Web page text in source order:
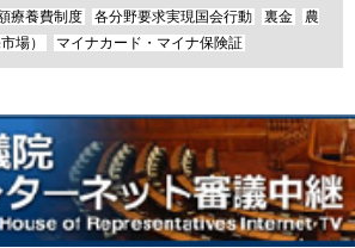
療養費制度 各分野要求実現国会行動 裏金
農
場）
マイナカード・マイナ保険証